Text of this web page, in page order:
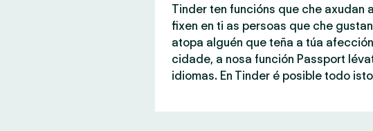
Tinder ten funcións que che axudan
fixen en ti as persoas que che
atopa alguén que teña a túa
cidade, a nosa función Passport
idiomas. En Tinder é posible todo